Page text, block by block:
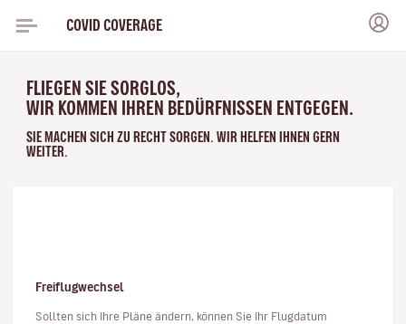
COVID COVERAGE
FLIEGEN SIE SORGLOS,
WIR KOMMEN IHREN BEDÜRFNISSEN ENTGEGEN.
SIE MACHEN SICH ZU RECHT SORGEN. WIR HELFEN IHNEN GERN
WEITER.
Freiflugwechsel
Sollten sich Ihre Pläne ändern, können Sie Ihr Flugdatum